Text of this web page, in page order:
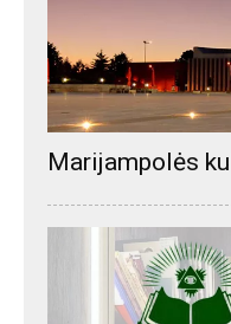
Marijampolės